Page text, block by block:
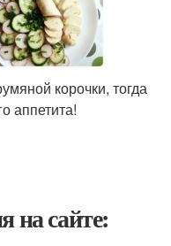
корочки, тогда
аппетита!
на сайте: